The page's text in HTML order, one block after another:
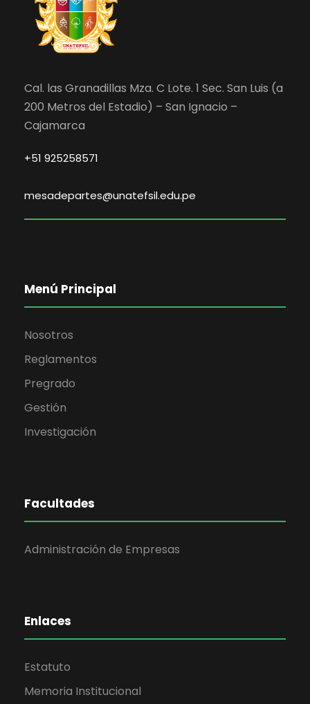
Cal. las Granadillas Mza. C Lote. 1 Sec. San Luis (a
200 Metros del Estadio) – San Ignacio –
Cajamarca
+51 925258571
mesadepartes@unatefsil.edu.pe
Menú Principal
Nosotros
Reglamentos
Pregrado
Gestión
Investigación
Facultades
Administración de Empresas
Enlaces
Estatuto
Memoria Institucional